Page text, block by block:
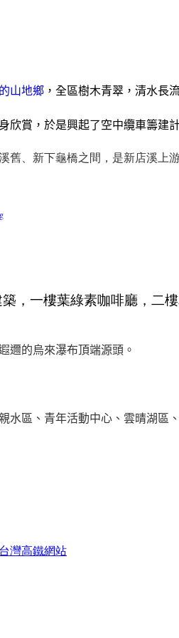
山地鄉 ，全區樹木青翠，清水長
欣賞，於是興起了空中纜車籌
舊、新下龜橋之間，是新店溪上
，一樓葉綠素咖啡廳，二
邇的烏來瀑布頂端源頭。
水區、青年活動中心、雲晴湖區
台灣高鐵網站